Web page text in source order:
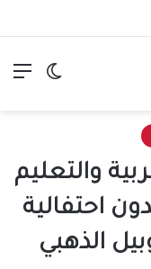
الوضع
والتعليم
احتفالية
الذهبي